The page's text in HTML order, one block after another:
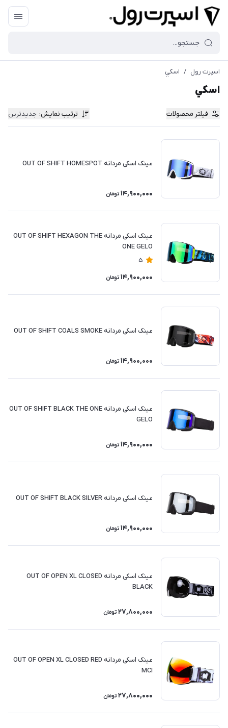
اسپرت رول / اسكي
اسكي
فیلتر محصولات ترتیب نمایش: جدیدترین
عینک اسکی مردانه OUT OF SHIFT HOMESPOT
14,900,000 تومان
عینک اسکی مردانه OUT OF SHIFT HEXAGON THE
ONE GELO
5
14,900,000 تومان
عینک اسکی مردانه OUT OF SHIFT COALS SMOKE
14,900,000 تومان
عینک اسکی مردانه OUT OF SHIFT BLACK THE ONE
GELO
14,900,000 تومان
عینک اسکی مردانه OUT OF SHIFT BLACK SILVER
14,900,000 تومان
عینک اسکی مردانه OUT OF OPEN XL CLOSED
BLACK
27,800,000 تومان
عینک اسکی مردانه OUT OF OPEN XL CLOSED RED
MCI
27,800,000 تومان